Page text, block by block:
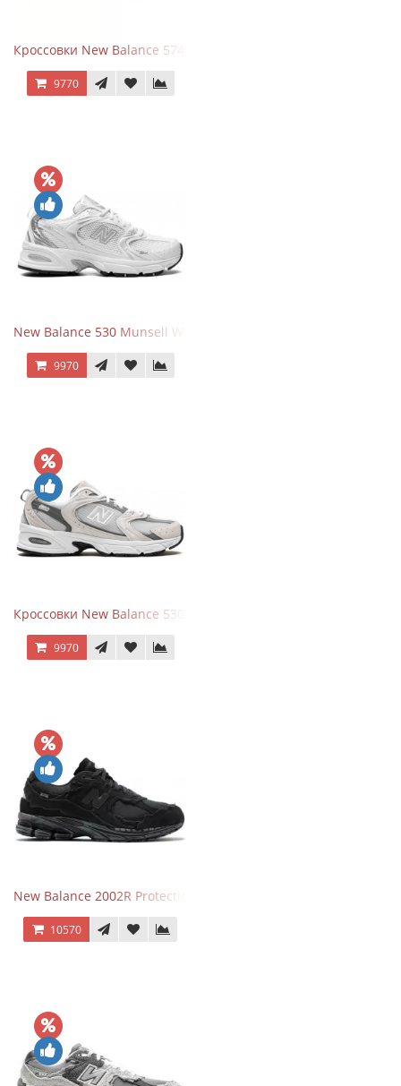
Кроссовки New Balance 574 Evergreen Black
9770
New Balance 530 Munsell White Silver
9970
Кроссовки New Balance 530 Grey Matter Harbor Grey
9970
New Balance 2002R Protection Phantom Black
10570